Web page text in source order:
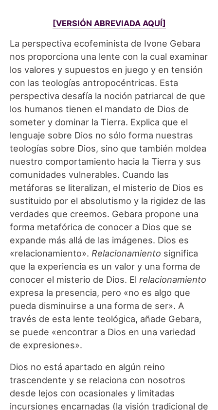
[VERSIÓN ABREVIADA AQUÍ]
La perspectiva ecofeminista de Ivone Gebara
nos proporciona una lente con la cual examinar
los valores y supuestos en juego y en tensión
con las teologías antropocéntricas. Esta
perspectiva desafía la noción patriarcal de que
los humanos tienen el mandato de Dios de
someter y dominar la Tierra. Explica que el
lenguaje sobre Dios no sólo forma nuestras
teologías sobre Dios, sino que también moldea
nuestro comportamiento hacia la Tierra y sus
comunidades vulnerables. Cuando las
metáforas se literalizan, el misterio de Dios es
sustituido por el absolutismo y la rigidez de las
verdades que creemos. Gebara propone una
forma metafórica de conocer a Dios que se
expande más allá de las imágenes. Dios es
«relacionamiento». Relacionamiento significa
que la experiencia es un valor y una forma de
conocer el misterio de Dios. El relacionamiento
expresa la presencia, pero «no es algo que
pueda disminuirse a una forma de ser». A
través de esta lente teológica, añade Gebara,
se puede «encontrar a Dios en una variedad
de expresiones».
Dios no está apartado en algún reino
trascendente y se relaciona con nosotros
desde lejos con ocasionales y limitadas
incursiones encarnadas (la visión tradicional de